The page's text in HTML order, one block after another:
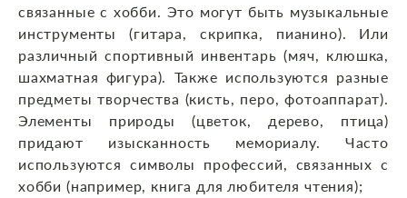
связанные с хобби. Это могут быть музыкальные
инструменты (гитара, скрипка, пианино). Или
различный спортивный инвентарь (мяч, клюшка,
шахматная фигура). Также используются разные
предметы творчества (кисть, перо, фотоаппарат).
Элементы природы (цветок, дерево, птица)
придают изысканность мемориалу. Часто
используются символы профессий, связанных с
хобби (например, книга для любителя чтения);